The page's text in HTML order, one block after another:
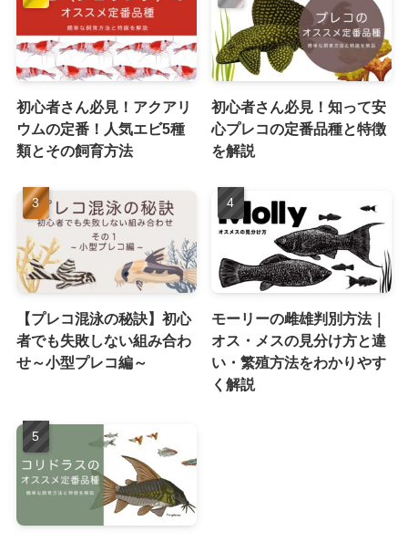
初心者さん必見！アクアリ
ウムの定番！人気エビ5種
類とその飼育方法
初心者さん必見！知って安
心プレコの定番品種と特徴
を解説
【プレコ混泳の秘訣】初心
者でも失敗しない組み合わ
せ～小型プレコ編～
モーリーの雌雄判別方法｜
オス・メスの見分け方と違
い・繁殖方法をわかりやす
く解説